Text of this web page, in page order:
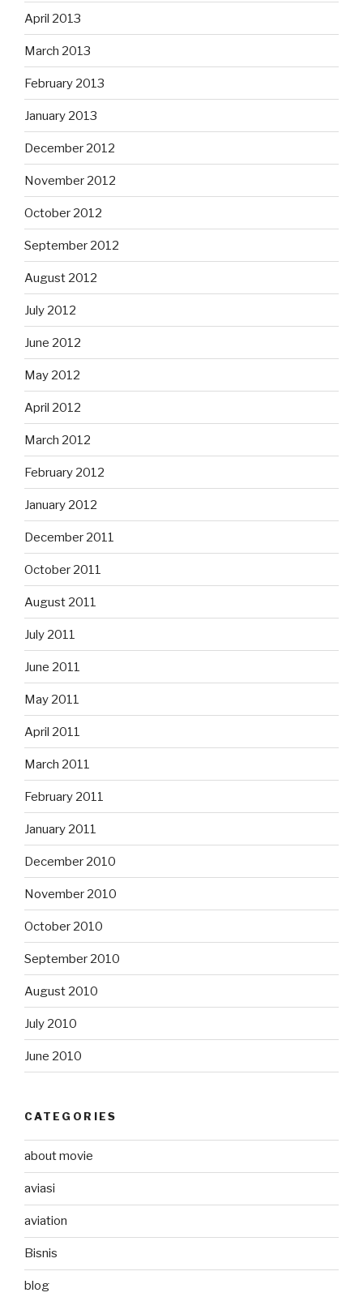
April 2013
March 2013
February 2013
January 2013
December 2012
November 2012
October 2012
September 2012
August 2012
July 2012
June 2012
May 2012
April 2012
March 2012
February 2012
January 2012
December 2011
October 2011
August 2011
July 2011
June 2011
May 2011
April 2011
March 2011
February 2011
January 2011
December 2010
November 2010
October 2010
September 2010
August 2010
July 2010
June 2010
CATEGORIES
about movie
aviasi
aviation
Bisnis
blog